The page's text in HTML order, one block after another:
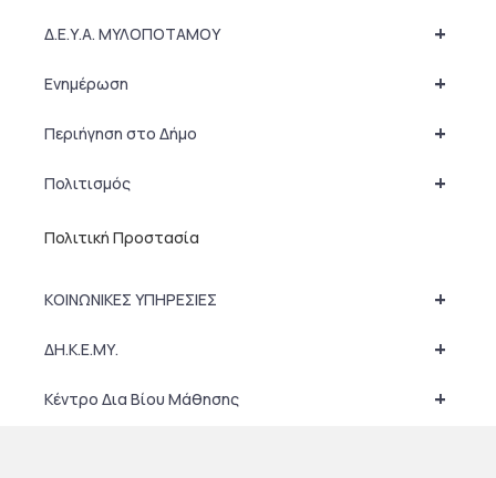
+
Δ.Ε.Υ.Α. ΜΥΛΟΠΟΤΑΜΟΥ
+
Ενημέρωση
+
Περιήγηση στο Δήμο
+
Πολιτισμός
Πολιτική Προστασία
+
ΚΟΙΝΩΝΙΚΕΣ ΥΠΗΡΕΣΙΕΣ
+
ΔΗ.Κ.Ε.ΜΥ.
+
Κέντρο Δια Βίου Μάθησης